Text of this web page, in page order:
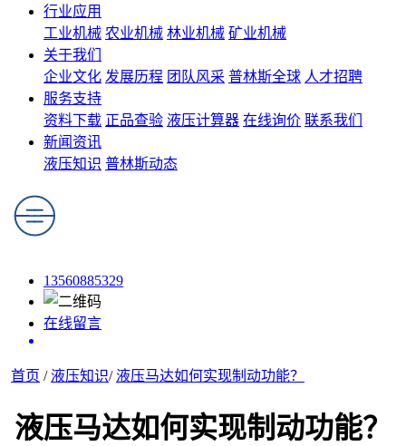
行业应用
工业机械 农业机械 林业机械 矿业机械
关于我们
企业文化 发展历程 团队风采 普林斯全球 人才招聘
服务支持
资料下载 正品查验 液压计算器 在线询价 联系我们
新闻资讯
液压知识 普林斯动态
13560885329
在线留言
首页 / 液压知识/ 液压马达如何实现制动功能？
液压马达如何实现制动功能？